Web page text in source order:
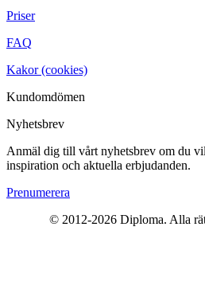
Priser
FAQ
Kakor (cookies)
Kundomdömen
Nyhetsbrev
Anmäl dig till vårt nyhetsbrev om du
inspiration och aktuella erbjudanden.
Prenumerera
© 2012-2026 Diploma. Alla